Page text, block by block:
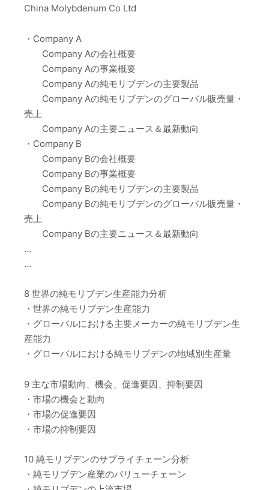
China Molybdenum Co Ltd
・Company A
Company Aの会社概要
Company Aの事業概要
Company Aの純モリブデンの主要製品
Company Aの純モリブデンのグローバル販売量・
売上
Company Aの主要ニュース＆最新動向
・Company B
Company Bの会社概要
Company Bの事業概要
Company Bの純モリブデンの主要製品
Company Bの純モリブデンのグローバル販売量・
売上
Company Bの主要ニュース＆最新動向
…
…
8 世界の純モリブデン生産能力分析
・世界の純モリブデン生産能力
・グローバルにおける主要メーカーの純モリブデン生
産能力
・グローバルにおける純モリブデンの地域別生産量
9 主な市場動向、機会、促進要因、抑制要因
・市場の機会と動向
・市場の促進要因
・市場の抑制要因
10 純モリブデンのサプライチェーン分析
・純モリブデン産業のバリューチェーン